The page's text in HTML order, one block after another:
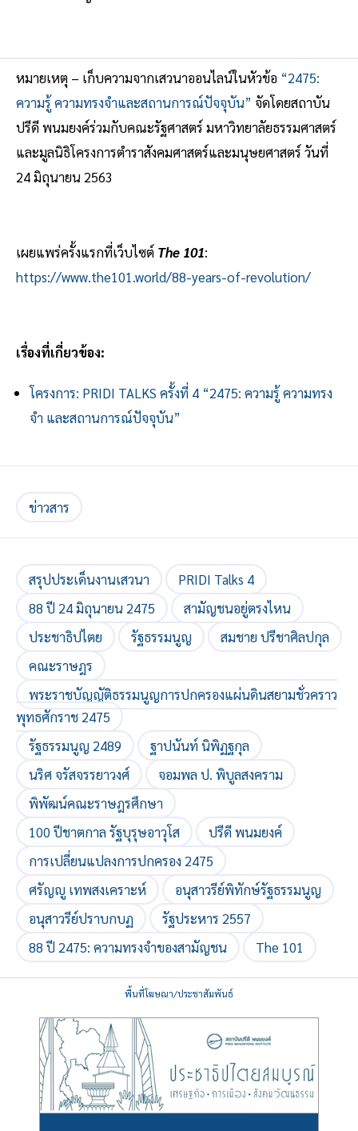
หมายเหตุ – เก็บความจากเสวนาออนไลน์ในหัวข้อ “2475:
ความรู้ ความทรงจำและสถานการณ์ปัจจุบัน” จัดโดยสถาบัน
ปรีดี พนมยงค์ร่วมกับคณะรัฐศาสตร์ มหาวิทยาลัยธรรมศาสตร์
และมูลนิธิโครงการตำราสังคมศาสตร์และมนุษยศาสตร์ วันที่
24 มิถุนายน 2563
เผยแพร่ครั้งแรกที่เว็บไซต์ The 101:
https://www.the101.world/88-years-of-revolution/
เรื่องที่เกี่ยวข้อง:
โครงการ: PRIDI TALKS ครั้งที่ 4 “2475: ความรู้ ความทรง
จำ และสถานการณ์ปัจจุบัน”
ข่าวสาร
สรุปประเด็นงานเสวนา
PRIDI Talks 4
88 ปี 24 มิถุนายน 2475
สามัญชนอยู่ตรงไหน
ประชาธิปไตย
รัฐธรรมนูญ
สมชาย ปรีชาศิลปกุล
คณะราษฎร
พระราชบัญญัติธรรมนูญการปกครองแผ่นดินสยามชั่วคราว
พุทธศักราช 2475
รัฐธรรมนูญ 2489
ฐาปนันท์ นิพิฏฐกุล
นริศ จรัสจรรยาวงศ์
จอมพล ป. พิบูลสงคราม
พิพัฒน์คณะราษฎรศึกษา
100 ปีชาตกาล รัฐบุรุษอาวุโส
ปรีดี พนมยงค์
การเปลี่ยนแปลงการปกครอง 2475
ศรัญญู เทพสงเคราะห์
อนุสาวรีย์พิทักษ์รัฐธรรมนูญ
อนุสาวรีย์ปราบกบฏ
รัฐประหาร 2557
88 ปี 2475: ความทรงจำของสามัญชน
The 101
พื้นที่โฆษณา/ประชาสัมพันธ์